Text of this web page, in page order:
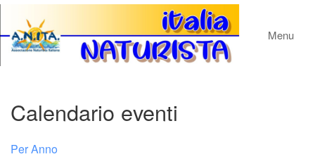
Menu
Calendario eventi
Per Anno